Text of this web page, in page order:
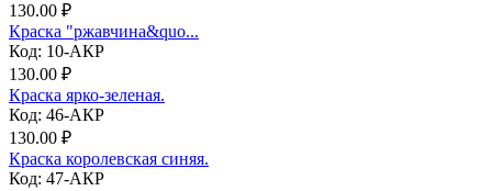
130.00 ₽
Краска "ржавчина&quo...
Код: 10-АКР
130.00 ₽
Краска ярко-зеленая.
Код: 46-АКР
130.00 ₽
Краска королевская синяя.
Код: 47-АКР